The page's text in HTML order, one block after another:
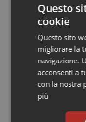
Quotidiano
Quotidiano
Quotidiano
Quotidiano
anni
e
Questo
cookie
Questo sito
migliorare la
navigazione.
acconsenti a
con la nostra
più